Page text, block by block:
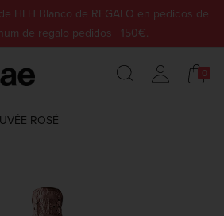
HLH Blanco de REGALO en pedidos de
de regalo pedidos +150€.
0
ROSÉ